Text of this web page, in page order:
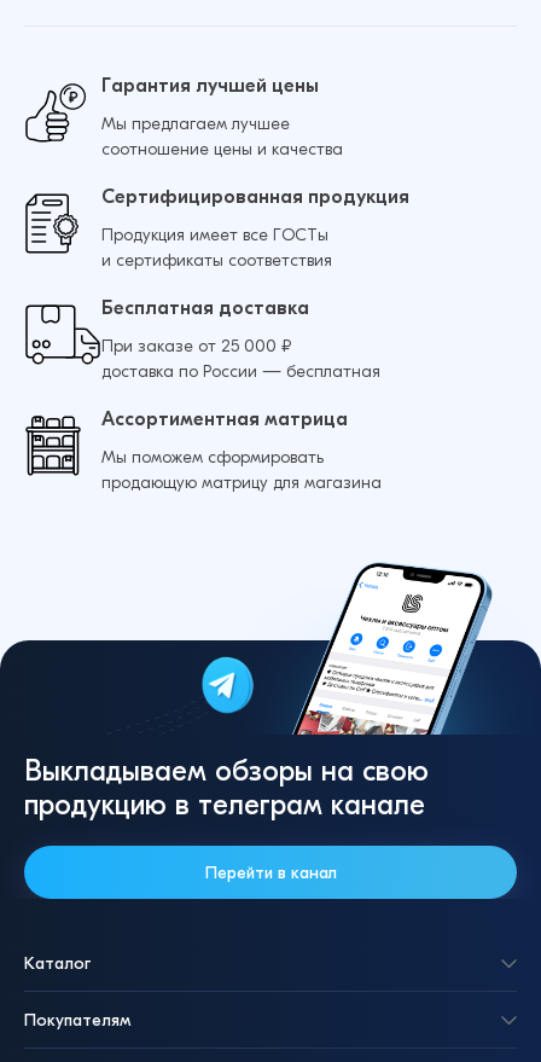
Гарантия лучшей цены
Мы предлагаем лучшее
соотношение цены и качества
Сертифицированная продукция
Продукция имеет все ГОСТы
и сертификаты соответствия
Бесплатная доставка
При заказе от 25 000 ₽
доставка по России — бесплатная
Ассортиментная матрица
Мы поможем сформировать
продающую матрицу для магазина
Выкладываем обзоры на свою
продукцию в телеграм канале
Перейти в канал
Каталог
Покупателям